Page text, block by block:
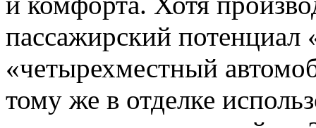
пассажирский потенциал
«четырехместный
тому же в отделке